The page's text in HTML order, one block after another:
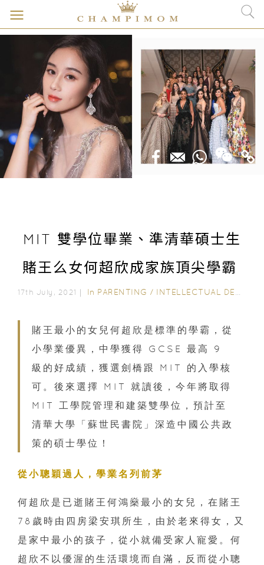
MIT 雙學位畢業、準清華碩士生
賭王么女何超欣成家族頂尖學霸
17th July, 2021｜ In PARENTING / INTELLECTUAL DEVELOPMENT
賭王最小的女兒何超欣是標準的學霸，從
小學業優異，中學獲得 GCSE 最高 9
級的好成績，獲選劍橋跟 MIT 的入學核
可。後來選擇 MIT 就讀後，今年將取得
MIT 工學院管理和建築雙學位，預計至
清華大學「蘇世民書院」深造中國公共政
策的碩士學位！
從小聰穎過人，學業名列前茅
何超欣是已逝賭王何鴻燊最小的女兒，在賭王
78歲時由四房梁安琪所生，由於老來得女，又
是家中最小的孩子，從小就備受家人寵愛。何
超欣不以優渥的生活環境而自滿，反而從小聰